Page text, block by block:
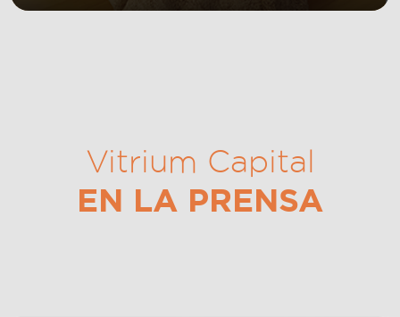
Vitrium Capital
EN LA PRENSA